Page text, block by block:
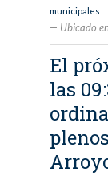
municipales
Ubicado en
El
las